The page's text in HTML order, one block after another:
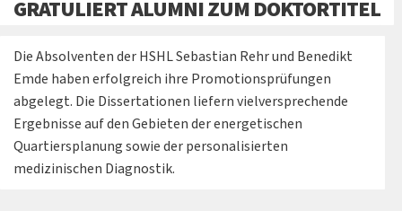
GRATULIERT ALUMNI ZUM DOKTORTITEL
Die Absolventen der HSHL Sebastian Rehr und Benedikt
Emde haben erfolgreich ihre Promotionsprüfungen
abgelegt. Die Dissertationen liefern vielversprechende
Ergebnisse auf den Gebieten der energetischen
Quartiersplanung sowie der personalisierten
medizinischen Diagnostik.